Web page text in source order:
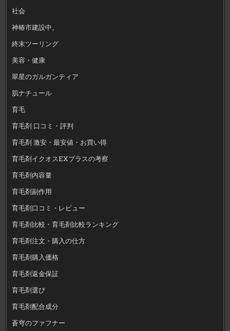
社会
神椿市建設中。
終末ツーリング
美容・健康
翠星のガルガンティア
肌ナチュール
育毛
育毛剤 口コミ・評判
育毛剤 激安・最安値・お買い得
育毛剤イクオスEXプラスの考察
育毛剤内容量
育毛剤副作用
育毛剤口コミ・レビュー
育毛剤比較・育毛剤比較ランキング
育毛剤注文・購入の仕方
育毛剤購入価格
育毛剤返金保証
育毛剤選び
育毛剤配合成分
蒼穹のファフナー